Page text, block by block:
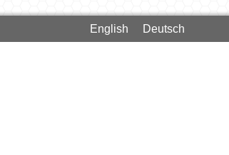
English Deutsch